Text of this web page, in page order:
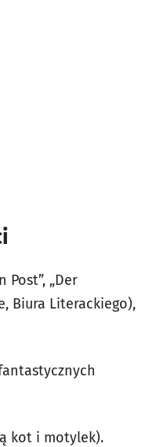
„Der
Biura Literackiego),
kot i motylek).